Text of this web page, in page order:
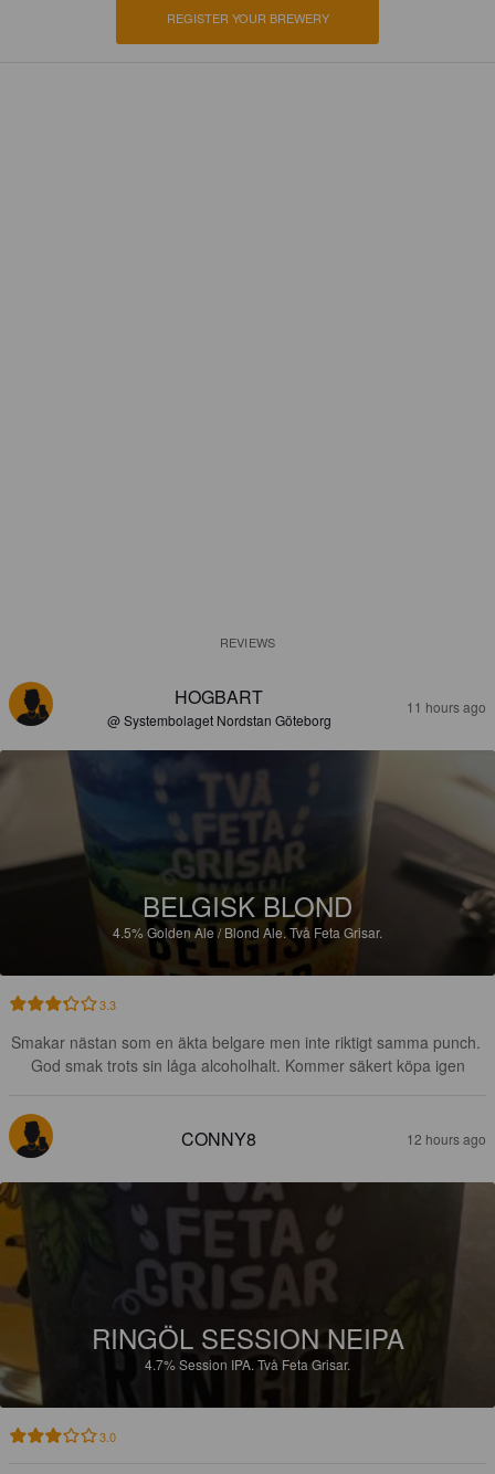
REGISTER YOUR BREWERY
REVIEWS
HOGBART
@ Systembolaget Nordstan Göteborg
11 hours ago
BELGISK BLOND
4.5%Golden Ale / Blond Ale.Två Feta Grisar.
3.3
Smakar nästan som en äkta belgare men inte riktigt samma punch.
God smak trots sin låga alcoholhalt. Kommer säkert köpa igen
CONNY8 12 hours ago
RINGÖL SESSION NEIPA
4.7%Session IPA. Två Feta Grisar.
3.0